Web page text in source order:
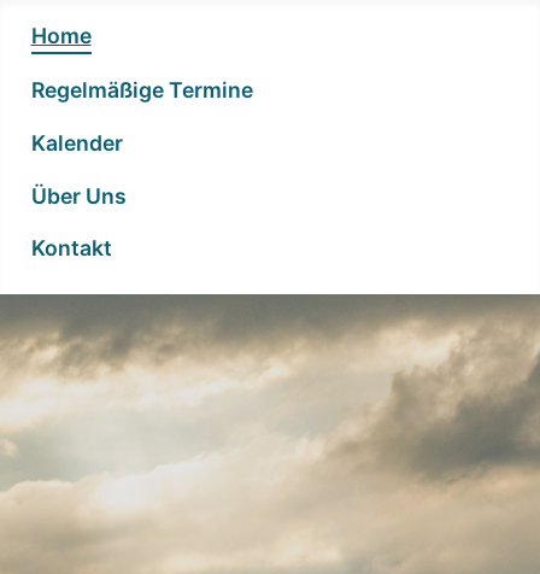
Home
Regelmäßige Termine
Kalender
Über Uns
Kontakt